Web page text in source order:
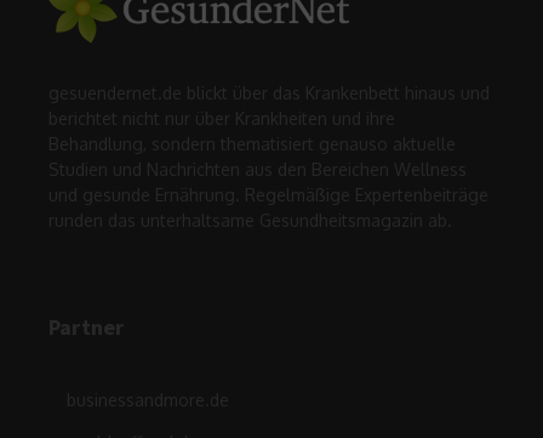
gesuendernet.de blickt über das Krankenbett hinaus und
berichtet nicht nur über Krankheiten und ihre
Behandlung, sondern thematisiert genauso aktuelle
Studien und Nachrichten aus den Bereichen Wellness
und gesunde Ernährung. Regelmäßige Expertenbeiträge
runden das unterhaltsame Gesundheitsmagazin ab.
Partner
businessandmore.de